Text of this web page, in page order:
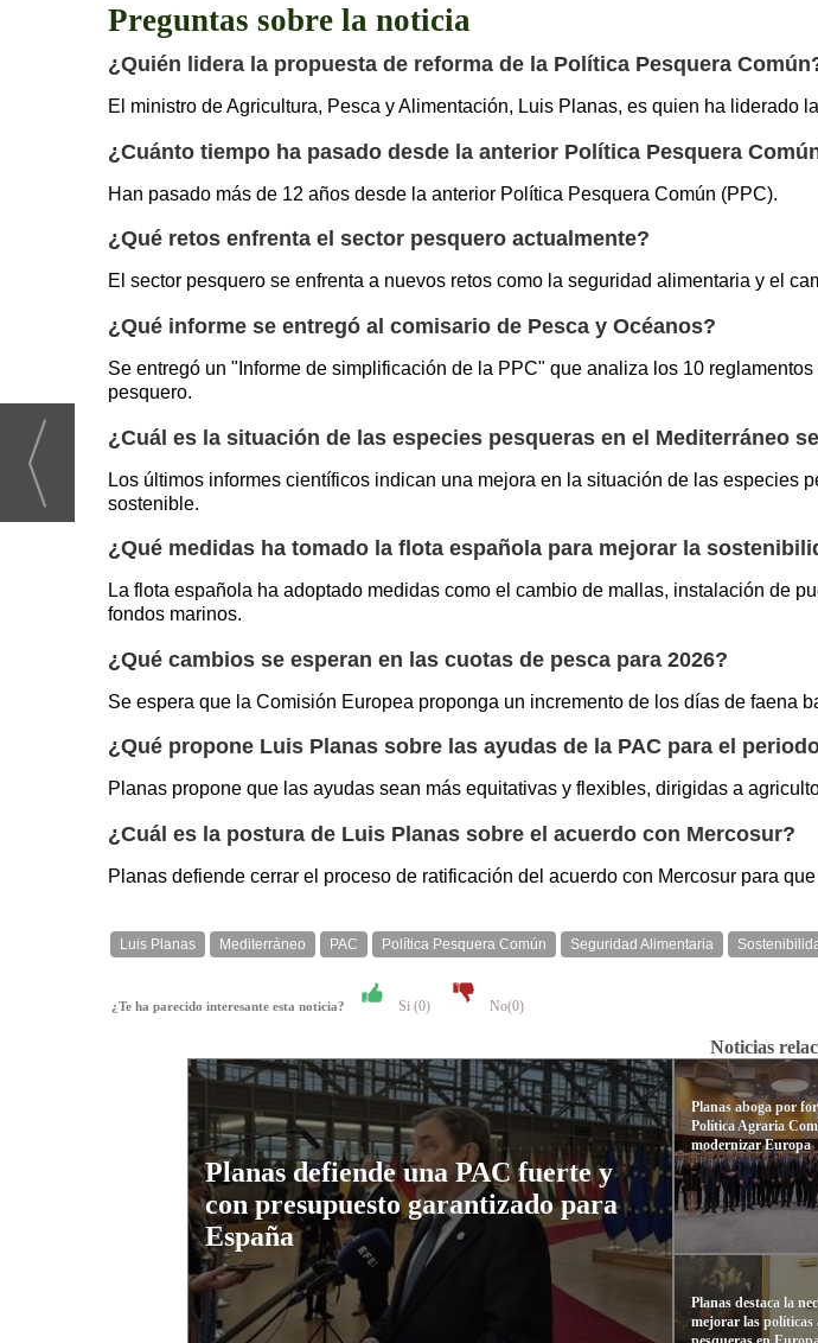
Preguntas sobre la noticia
¿Quién lidera la propuesta de reforma de la Política Pesquera
El ministro de Agricultura, Pesca y Alimentación, Luis Planas, es quien ha liderado
¿Cuánto tiempo ha pasado desde la anterior Política Pesquera
Han pasado más de 12 años desde la anterior Política Pesquera Común (PPC).
¿Qué retos enfrenta el sector pesquero actualmente?
El sector pesquero se enfrenta a nuevos retos como la seguridad alimentaria y el
¿Qué informe se entregó al comisario de Pesca y Océanos?
Se entregó un "Informe de simplificación de la PPC" que analiza los 10
pesquero.
¿Cuál es la situación de las especies pesqueras en el Mediterráneo
Los últimos informes científicos indican una mejora en la situación de las
sostenible.
¿Qué medidas ha tomado la flota española para mejorar la
La flota española ha adoptado medidas como el cambio de mallas, instalación de
fondos marinos.
¿Qué cambios se esperan en las cuotas de pesca para 2026?
Se espera que la Comisión Europea proponga un incremento de los días de faena
¿Qué propone Luis Planas sobre las ayudas de la PAC para el
Planas propone que las ayudas sean más equitativas y flexibles, dirigidas a
¿Cuál es la postura de Luis Planas sobre el acuerdo con Mercosur?
Planas defiende cerrar el proceso de ratificación del acuerdo con Mercosur para
Luis Planas Mediterráneo PAC Política Pesquera Común Seguridad Alimentaria
¿Te ha parecido interesante esta noticia? Si (0) No(0)
Noticias
Planas defiende una PAC fuerte y
con presupuesto garantizado para
España
Planas aboga por
Política Agraria
modernizar Europa
Planas destaca la
mejorar las políticas